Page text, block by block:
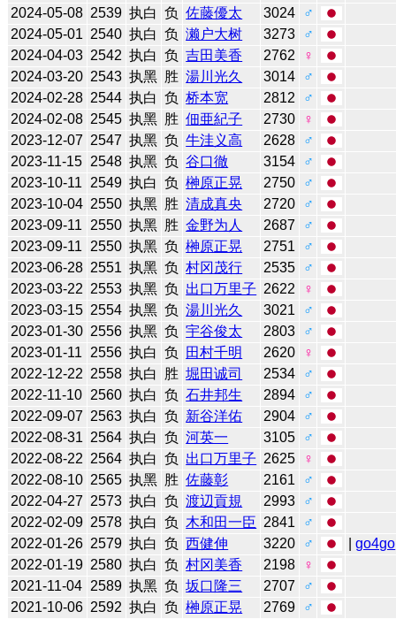
2024-05-08 2539 执白 负 佐藤優太 3024
♂
2024-05-01 2540 执白 负 濑户大树 3273
♂
2024-04-03 2542 执白 负 吉田美香 2762
♀
2024-03-20 2543 执黑 胜 湯川光久 3014
♂
2024-02-28 2544 执白 负 桥本宽 2812
♂
2024-02-08 2545 执黑 胜 佃亜紀子 2730
♀
2023-12-07 2547 执黑 负 牛洼义高 2628
♂
2023-11-15 2548 执黑 负 谷口徹 3154
♂
2023-10-11
2549 执白 负 榊原正晃 2750
♂
2023-10-04 2550 执黑 胜 清成真央 2720
♂
2023-09-11
2550 执黑 胜 金野为人 2687
♂
2023-09-11
2550 执黑 负 榊原正晃 2751
♂
2023-06-28 2551 执黑 负 村冈茂行 2535
♂
2023-03-22 2553 执黑 负 出口万里子 2622
♀
2023-03-15 2554 执黑 负 湯川光久 3021
♂
2023-01-30 2556 执黑 负 宇谷俊太 2803
♂
2023-01-11
2556 执白 负 田村千明 2620
♀
2022-12-22 2558 执白 胜 堀田诚司 2534
♂
2022-11-10 2560 执白 负 石井邦生 2894
♂
2022-09-07 2563 执白 负 新谷洋佑 2904
♂
2022-08-31 2564 执白 负 河英一 3105
♂
2022-08-22 2564 执白 负 出口万里子 2625
♀
2022-08-10 2565 执黑 胜 佐藤彰 2161
♂
2022-04-27 2573 执白 负 渡辺貢規 2993
♂
2022-02-09 2578 执白 负 木和田一臣 2841
♂
2022-01-26 2579 执白 负 西健伸 3220 ♂ |go4go
2022-01-19 2580 执白 负 村冈美香 2198
♀
2021-11-04 2589 执黑 负 坂口隆三 2707
♂
2021-10-06 2592 执白 负 榊原正晃 2769
♂